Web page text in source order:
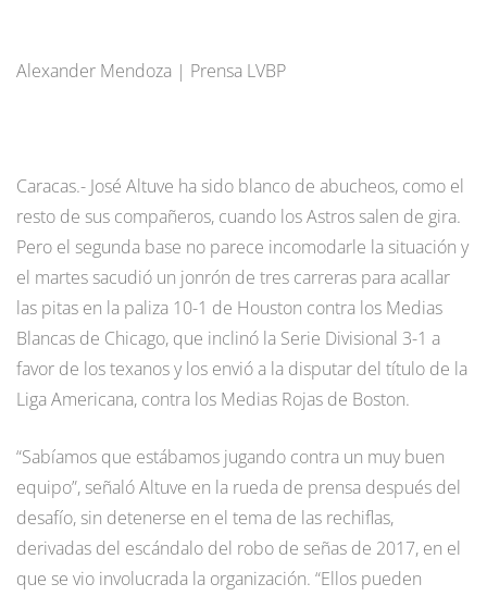
Alexander Mendoza | Prensa LVBP
Caracas.- José Altuve ha sido blanco de abucheos, como el
resto de sus compañeros, cuando los Astros salen de gira.
Pero el segunda base no parece incomodarle la situación y
el martes sacudió un jonrón de tres carreras para acallar
las pitas en la paliza 10-1 de Houston contra los Medias
Blancas de Chicago, que inclinó la Serie Divisional 3-1 a
favor de los texanos y los envió a la disputar del título de la
Liga Americana, contra los Medias Rojas de Boston.
“Sabíamos que estábamos jugando contra un muy buen
equipo”, señaló Altuve en la rueda de prensa después del
desafío, sin detenerse en el tema de las rechiflas,
derivadas del escándalo del robo de señas de 2017, en el
que se vio involucrada la organización. “Ellos pueden